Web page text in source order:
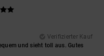
Verifizierter Kauf
und sieht toll aus. Gutes